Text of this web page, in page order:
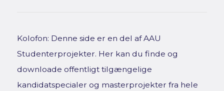
Kolofon: Denne side er en del af AAU
Studenterprojekter. Her kan du finde og
downloade offentligt tilgængelige
kandidatspecialer og masterprojekter fra hele